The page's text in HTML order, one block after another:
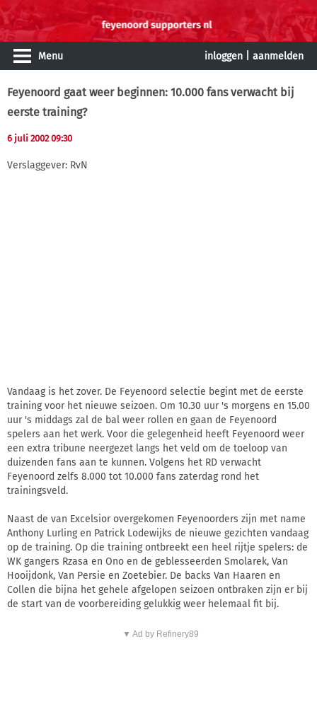
Menu inloggen aanmelden
Feyenoord gaat weer beginnen: 10.000 fans verwacht bij
eerste training?
6 juli 2002 09:30
Verslaggever: RvN
Vandaag is het zover. De Feyenoord selectie begint met de eerste
training voor het nieuwe seizoen. Om 10.30 uur 's morgens en 15.00
uur 's middags zal de bal weer rollen en gaan de Feyenoord
spelers aan het werk. Voor die gelegenheid heeft Feyenoord weer
een extra tribune neergezet langs het veld om de toeloop van
duizenden fans aan te kunnen. Volgens het RD verwacht
Feyenoord zelfs 8.000 tot 10.000 fans zaterdag rond het
trainingsveld.
Naast de van Excelsior overgekomen Feyenoorders zijn met name
Anthony Lurling en Patrick Lodewijks de nieuwe gezichten vandaag
op de training. Op die training ontbreekt een heel rijtje spelers: de
WK gangers Rzasa en Ono en de geblesseerden Smolarek, Van
Hooijdonk, Van Persie en Zoetebier. De backs Van Haaren en
Collen die bijna het gehele afgelopen seizoen ontbraken zijn er bij
de start van de voorbereiding gelukkig weer helemaal fit bij.
▼ Ad by Refinery89